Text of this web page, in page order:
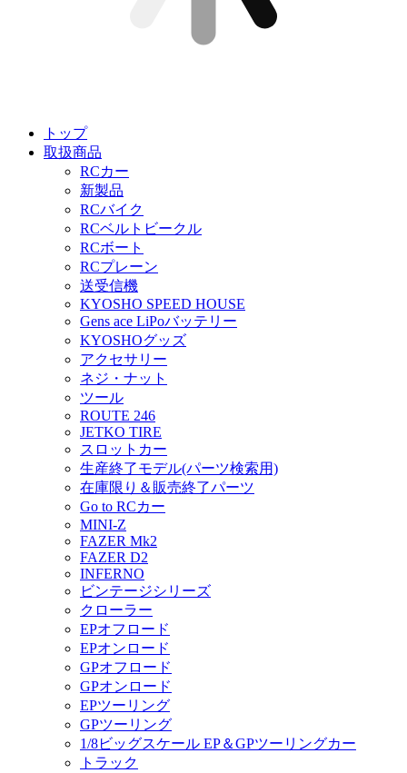
トップ
取扱商品
RCカー
新製品
RCバイク
RCベルトビークル
RCボート
RCプレーン
送受信機
KYOSHO SPEED HOUSE
Gens ace LiPoバッテリー
KYOSHOグッズ
アクセサリー
ネジ・ナット
ツール
ROUTE 246
JETKO TIRE
スロットカー
生産終了モデル(パーツ検索用)
在庫限り＆販売終了パーツ
Go to RCカー
MINI-Z
FAZER Mk2
FAZER D2
INFERNO
ビンテージシリーズ
クローラー
EPオフロード
EPオンロード
GPオフロード
GPオンロード
EPツーリング
GPツーリング
1/8ビッグスケール EP＆GPツーリングカー
トラック